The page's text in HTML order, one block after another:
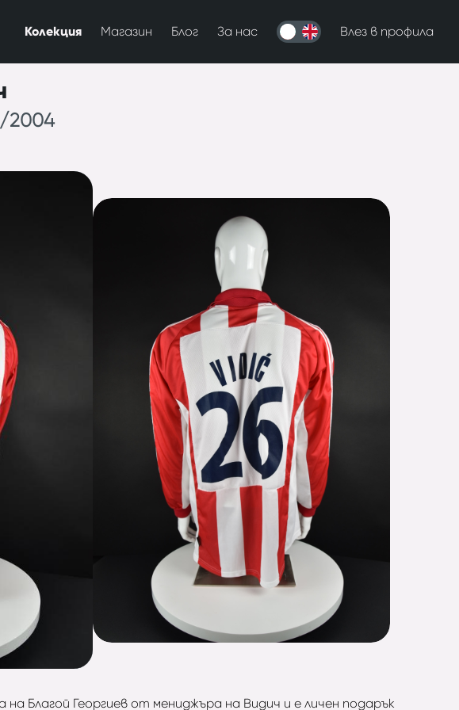
Колекция Магазин Блог За нас Влез в профила
2004
Благой Георгиев от мениджъра на Видич и е личен подарък